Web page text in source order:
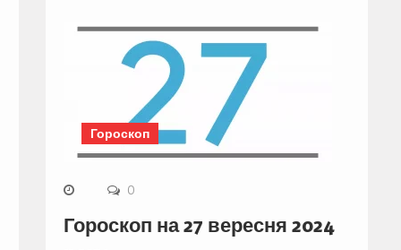
Гороскоп
0
Гороскоп на 27 вересня 2024